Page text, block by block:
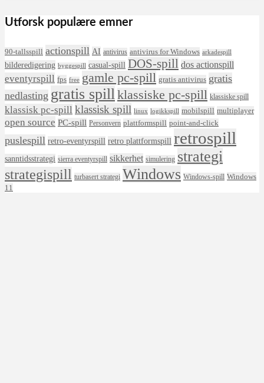
Utforsk populære emner
90-tallsspill actionspill AI antivirus antivirus for Windows arkadespill
bilderedigering byggespill casual-spill DOS-spill dos actionspill
eventyrspill fps free gamle pc-spill gratis antivirus gratis
nedlasting gratis spillklassiske pc-spill klassiske spill
klassisk pc-spill klassisk spill linux logikkspill mobilspill multiplayer
open source PC-spill Personvern plattformspill point-and-click
puslespill retro-eventyrspill retro plattformspill retrospill
sanntidsstrategi sierra eventyrspill sikkerhet simulering strategi
strategispill turbasert strategi Windows Windows-spill Windows
11